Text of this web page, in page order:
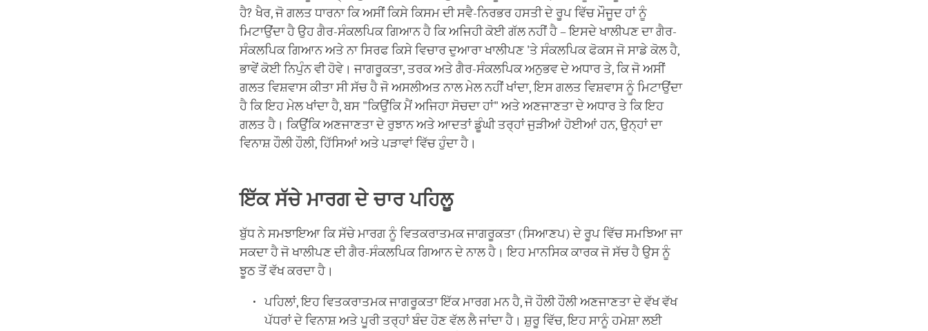
ਹੈ? ਖੈਰ, ਜੋ ਗਲਤ ਧਾਰਨਾ ਕਿ ਅਸੀਂ ਕਿਸੇ ਕਿਸਮ ਦੀ ਸਵੈ-ਨਿਰਭਰ ਹਸਤੀ ਦੇ ਰੂਪ ਵਿੱਚ ਮੌਜੂਦ ਹਾਂ ਨੂੰ
ਮਿਟਾਉਂਦਾ ਹੈ ਉਹ ਗੈਰ-ਸੰਕਲਪਿਕ ਗਿਆਨ ਹੈ ਕਿ ਅਜਿਹੀ ਕੋਈ ਗੱਲ ਨਹੀਂ ਹੈ – ਇਸਦੇ ਖਾਲੀਪਣ ਦਾ ਗੈਰ-
ਸੰਕਲਪਿਕ ਗਿਆਨ ਅਤੇ ਨਾ ਸਿਰਫ ਕਿਸੇ ਵਿਚਾਰ ਦੁਆਰਾ ਖਾਲੀਪਣ 'ਤੇ ਸੰਕਲਪਿਕ ਫੋਕਸ ਜੋ ਸਾਡੇ ਕੋਲ ਹੈ,
ਭਾਵੇਂ ਕੋਈ ਨਿਪੁੰਨ ਵੀ ਹੋਵੇ। ਜਾਗਰੂਕਤਾ, ਤਰਕ ਅਤੇ ਗੈਰ-ਸੰਕਲਪਿਕ ਅਨੁਭਵ ਦੇ ਅਧਾਰ ਤੇ, ਕਿ ਜੋ ਅਸੀਂ
ਗਲਤ ਵਿਸ਼ਵਾਸ ਕੀਤਾ ਸੀ ਸੱਚ ਹੈ ਜੋ ਅਸਲੀਅਤ ਨਾਲ ਮੇਲ ਨਹੀਂ ਖਾਂਦਾ, ਇਸ ਗਲਤ ਵਿਸ਼ਵਾਸ ਨੂੰ ਮਿਟਾਉਂਦਾ
ਹੈ ਕਿ ਇਹ ਮੇਲ ਖਾਂਦਾ ਹੈ, ਬਸ "ਕਿਉਂਕਿ ਮੈਂ ਅਜਿਹਾ ਸੋਚਦਾ ਹਾਂ" ਅਤੇ ਅਣਜਾਣਤਾ ਦੇ ਅਧਾਰ ਤੇ ਕਿ ਇਹ
ਗਲਤ ਹੈ। ਕਿਉਂਕਿ ਅਣਜਾਣਤਾ ਦੇ ਰੁਝਾਨ ਅਤੇ ਆਦਤਾਂ ਡੂੰਘੀ ਤਰ੍ਹਾਂ ਜੁੜੀਆਂ ਹੋਈਆਂ ਹਨ, ਉਨ੍ਹਾਂ ਦਾ
ਵਿਨਾਸ਼ ਹੌਲੀ ਹੌਲੀ, ਹਿੱਸਿਆਂ ਅਤੇ ਪੜਾਵਾਂ ਵਿੱਚ ਹੁੰਦਾ ਹੈ।
ਇੱਕ ਸੱਚੇ ਮਾਰਗ ਦੇ ਚਾਰ ਪਹਿਲੂ
ਬੁੱਧ ਨੇ ਸਮਝਾਇਆ ਕਿ ਸੱਚੇ ਮਾਰਗ ਨੂੰ ਵਿਤਕਰਾਤਮਕ ਜਾਗਰੂਕਤਾ (ਸਿਆਣਪ) ਦੇ ਰੂਪ ਵਿੱਚ ਸਮਝਿਆ ਜਾ
ਸਕਦਾ ਹੈ ਜੋ ਖਾਲੀਪਣ ਦੀ ਗੈਰ-ਸੰਕਲਪਿਕ ਗਿਆਨ ਦੇ ਨਾਲ ਹੈ। ਇਹ ਮਾਨਸਿਕ ਕਾਰਕ ਜੋ ਸੱਚ ਹੈ ਉਸ ਨੂੰ
ਝੂਠ ਤੋਂ ਵੱਖ ਕਰਦਾ ਹੈ।
ਪਹਿਲਾਂ, ਇਹ ਵਿਤਕਰਾਤਮਕ ਜਾਗਰੂਕਤਾ ਇੱਕ ਮਾਰਗ ਮਨ ਹੈ, ਜੋ ਹੌਲੀ ਹੌਲੀ ਅਣਜਾਣਤਾ ਦੇ ਵੱਖ ਵੱਖ
ਪੱਧਰਾਂ ਦੇ ਵਿਨਾਸ਼ ਅਤੇ ਪੂਰੀ ਤਰ੍ਹਾਂ ਬੰਦ ਹੋਣ ਵੱਲ ਲੈ ਜਾਂਦਾ ਹੈ। ਸ਼ੁਰੂ ਵਿੱਚ, ਇਹ ਸਾਨੂੰ ਹਮੇਸ਼ਾ ਲਈ